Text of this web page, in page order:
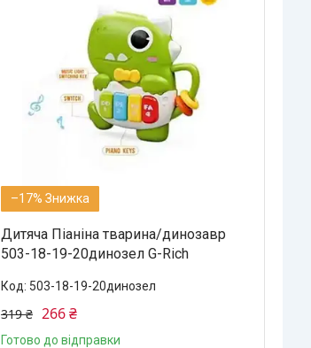
–17%
Дитяча Піаніна тварина/динозавр
503-18-19-20динозел G-Rich
503-18-19-20динозел
319 ₴ 266 ₴
Готово до відправки